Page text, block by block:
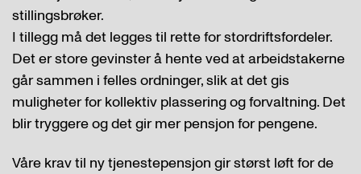
stillingsbrøker.
I tillegg må det legges til rette for stordriftsfordeler.
Det er store gevinster å hente ved at arbeidstakerne
går sammen i felles ordninger, slik at det gis
muligheter for kollektiv plassering og forvaltning. Det
blir tryggere og det gir mer pensjon for pengene.
Våre krav til ny tjenestepensjon gir størst løft for de